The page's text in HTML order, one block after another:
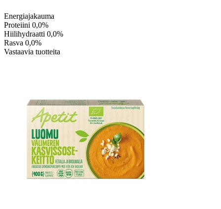
Energiajakauma
Proteiini 0,0%
Hiilihydraatti 0,0%
Rasva 0,0%
Vastaavia tuotteita